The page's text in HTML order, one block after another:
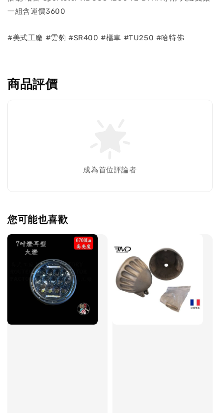
一組含運價3600
#美式工廠 #雲豹 #SR400 #檔車 #TU250 #哈特佛
商品評價
成為首位評論者
您可能也喜歡